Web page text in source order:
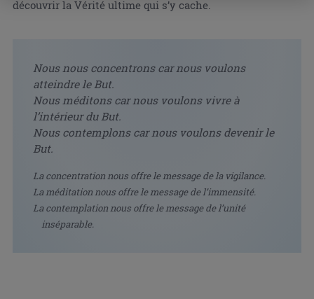
découvrir la Vérité ultime qui s’y cache.
Nous nous concentrons car nous voulons
atteindre le But.
Nous méditons car nous voulons vivre à
l’intérieur du But.
Nous contemplons car nous voulons devenir le
But.
La concentration nous offre le message de la vigilance.
La méditation nous offre le message de l’immensité.
La contemplation nous offre le message de l’unité
inséparable.